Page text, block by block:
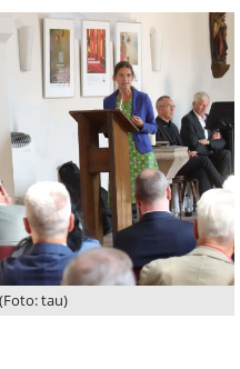
tau)